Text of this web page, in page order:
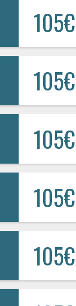
105€
105€
105€
105€
105€